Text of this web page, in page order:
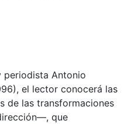
periodista Antonio
el lector conocerá las
de las transformaciones
que